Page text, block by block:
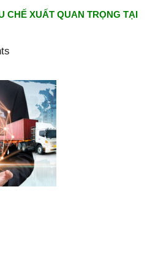
CHẾ XUẤT QUAN TRỌNG TẠI